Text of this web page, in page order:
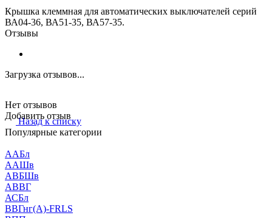
Крышка клеммная для автоматических выключателей серий
ВА04-36, ВА51-35, ВА57-35.
Отзывы
Загрузка отзывов...
Нет отзывов
Добавить отзыв
Назад к списку
Популярные категории
ААБл
ААШв
АВБШв
АВВГ
АСБл
ВВГнг(А)-FRLS